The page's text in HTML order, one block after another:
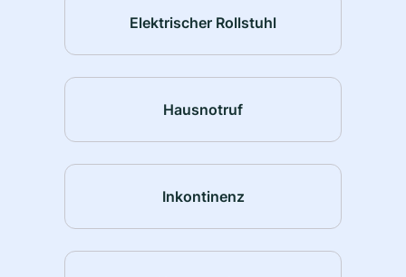
Elektrischer Rollstuhl
Hausnotruf
Inkontinenz